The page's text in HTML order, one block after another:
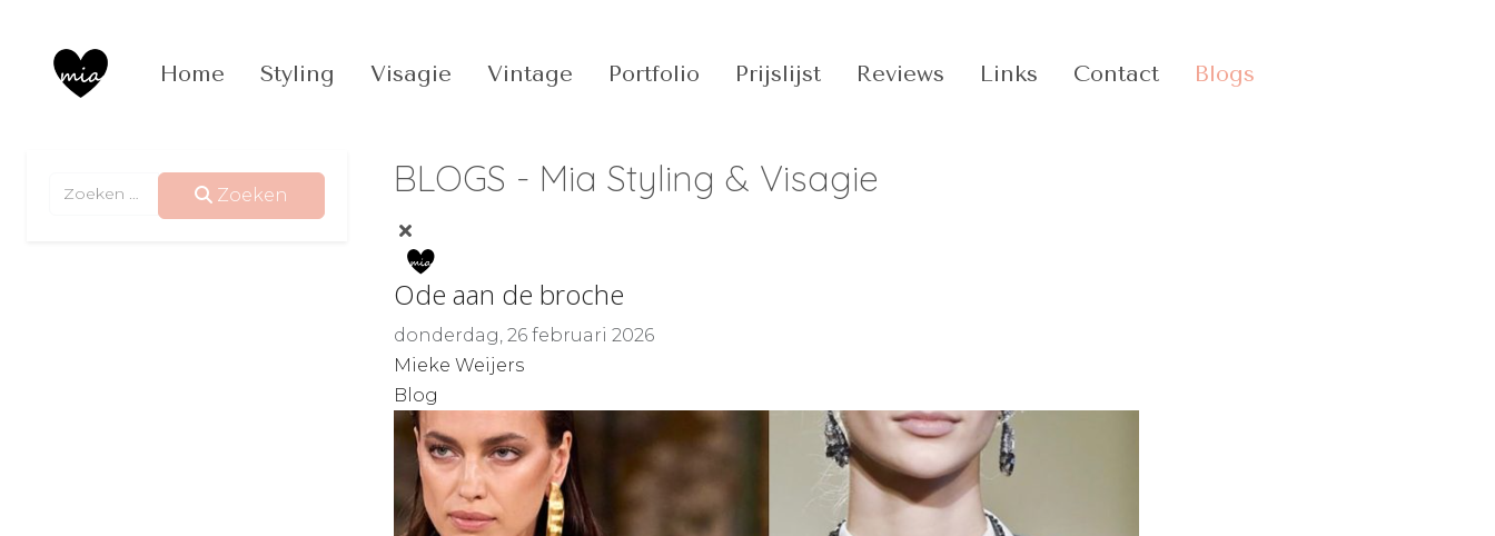
Home Styling Visagie Vintage Portfolio Prijslijst Reviews Links Contact Blogs
Zoeken Zoeken BLOGS - Mia Styling & Visagie
Ode aan de broche
donderdag, 26 februari 2026
Mieke Weijers
Blog